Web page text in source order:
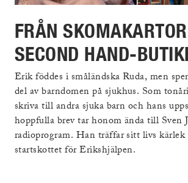
FRÅN
SECOND HAND-
Erik föddes i småländska Ruda, men
del av barndomen på sjukhus. Som
skriva till andra sjuka barn och hans
hoppfulla brev tar honom ända till Sven
radioprogram. Han träffar sitt livs
startskottet för Erikshjälpen.